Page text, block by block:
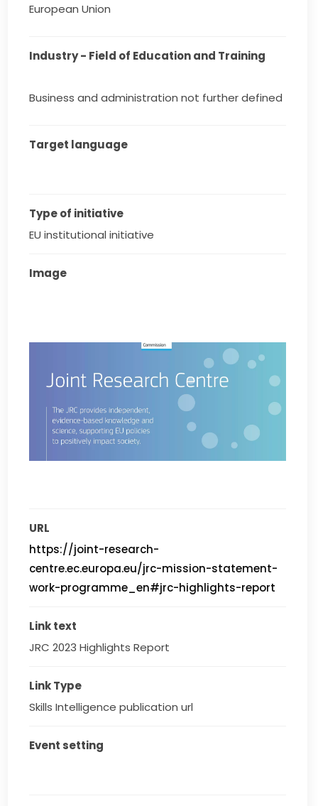
European Union
Industry - Field of Education and Training
Business and administration not further defined
Target language
Type of initiative
EU institutional initiative
Image
URL
https://joint-research-
centre.ec.europa.eu/jrc-mission-statement-
work-programme_en#jrc-highlights-report
Link text
JRC 2023 Highlights Report
Link Type
Skills Intelligence publication url
Event setting